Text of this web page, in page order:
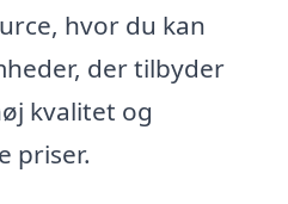
hvor du kan
der tilbyder
kvalitet og
priser.